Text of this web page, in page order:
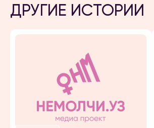
ДРУГИЕ ИСТОРИИ